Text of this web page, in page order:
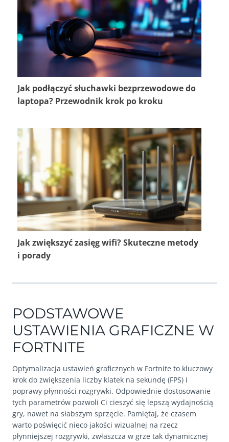
Jak podłączyć słuchawki bezprzewodowe do
laptopa? Przewodnik krok po kroku
Jak zwiększyć zasięg wifi? Skuteczne metody
i porady
PODSTAWOWE
USTAWIENIA GRAFICZNE W
FORTNITE
Optymalizacja ustawień graficznych w Fortnite to kluczowy
krok do zwiększenia liczby klatek na sekundę (FPS) i
poprawy płynności rozgrywki. Odpowiednie dostosowanie
tych parametrów pozwoli Ci cieszyć się lepszą wydajnością
gry, nawet na słabszym sprzęcie. Pamiętaj, że czasem
warto poświęcić nieco jakości wizualnej na rzecz
płynniejszej rozgrywki, zwłaszcza w grze tak dynamicznej